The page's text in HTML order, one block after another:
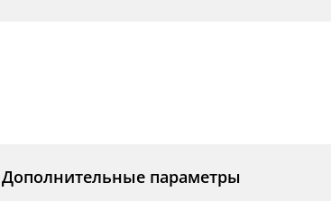
Дополнительные параметры